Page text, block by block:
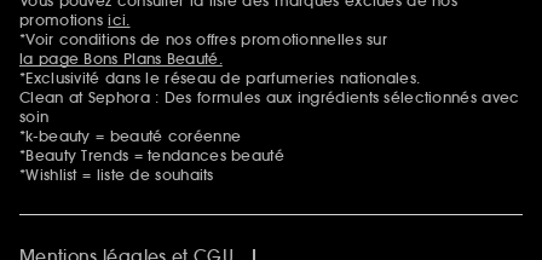
promotionsici.
*Voir conditions de nos offres promotionnelles sur
la page Bons Plans Beauté.
*Exclusivité dans le réseau de parfumeries nationales.
Clean at Sephora : Des formules aux ingrédients sélectionnés avec
soin
*k-beauty = beauté coréenne
*Beauty Trends = tendances beauté
*Wishlist = liste de souhaits